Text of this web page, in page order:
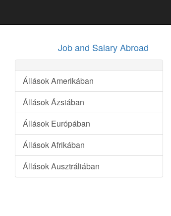
Job and Salary Abroad
Állások Amerikában
Állások Ázsiában
Állások Európában
Állások Afrikában
Állások Ausztráliában